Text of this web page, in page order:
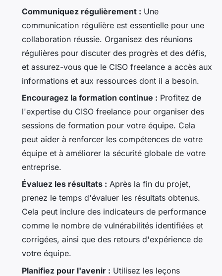
Communiquez régulièrement : Une
communication régulière est essentielle pour une
collaboration réussie. Organisez des réunions
régulières pour discuter des progrès et des défis,
et assurez-vous que le CISO freelance a accès aux
informations et aux ressources dont il a besoin.
Encouragez la formation continue : Profitez de
l'expertise du CISO freelance pour organiser des
sessions de formation pour votre équipe. Cela
peut aider à renforcer les compétences de votre
équipe et à améliorer la sécurité globale de votre
entreprise.
Évaluez les résultats : Après la fin du projet,
prenez le temps d'évaluer les résultats obtenus.
Cela peut inclure des indicateurs de performance
comme le nombre de vulnérabilités identifiées et
corrigées, ainsi que des retours d'expérience de
votre équipe.
Planifiez pour l'avenir : Utilisez les leçons